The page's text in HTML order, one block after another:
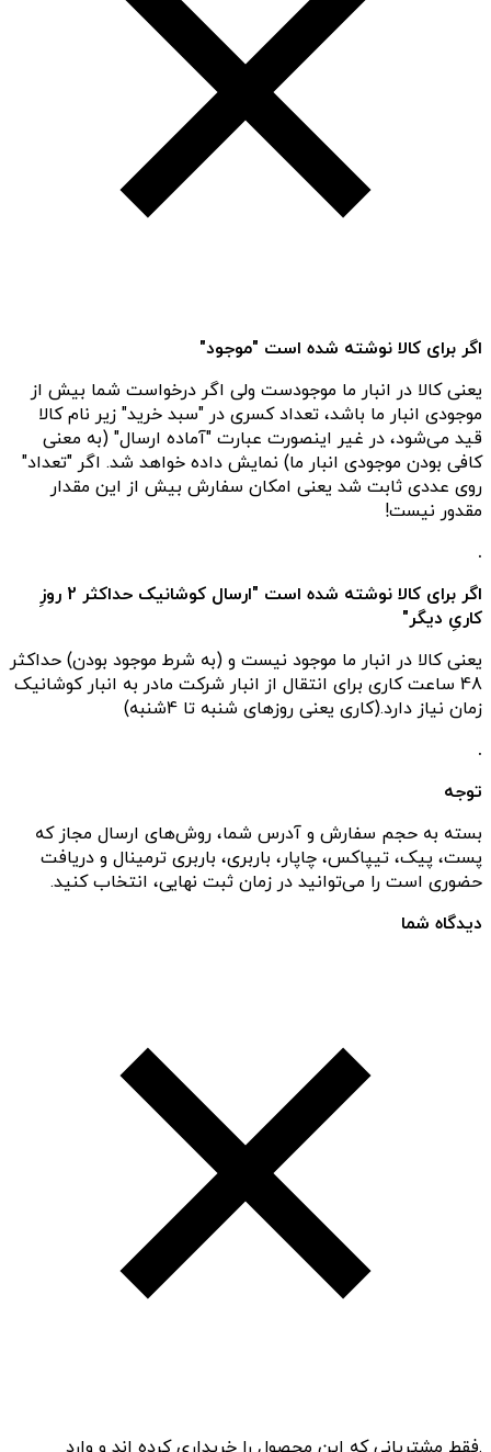
اگر برای کالا نوشته شده است "موجود"
یعنی کالا در انبار ما موجودست ولی اگر درخواست شما بیش از
موجودی انبار ما باشد، تعداد کسری در "سبد خرید" زیر نام کالا
قید می‌شود، در غیر اینصورت عبارت "آماده ارسال" (به معنی
کافی بودن موجودی انبار ما) نمایش داده خواهد شد. اگر "تعداد"
روی عددی ثابت شد یعنی امکان سفارش بیش از این مقدار
مقدور نیست!
.
اگر برای کالا نوشته شده است "ارسال کوشانیک حداکثر 2 روزِ
کاریِ دیگر"
یعنی کالا در انبار ما موجود نیست و (به شرط موجود بودن) حداکثر
48 ساعت کاری برای انتقال از انبار شرکت مادر به انبار کوشانیک
زمان نیاز دارد.(کاری یعنی روزهای شنبه تا 4شنبه)
.
توجه
بسته به حجم سفارش و آدرس شما، روش‌های ارسال مجاز که
پست، پیک، تیپاکس، چاپار، باربری، باربری ترمینال و دریافت
حضوری است را می‌توانید در زمان ثبت نهایی، انتخاب کنید.
دیدگاه شما